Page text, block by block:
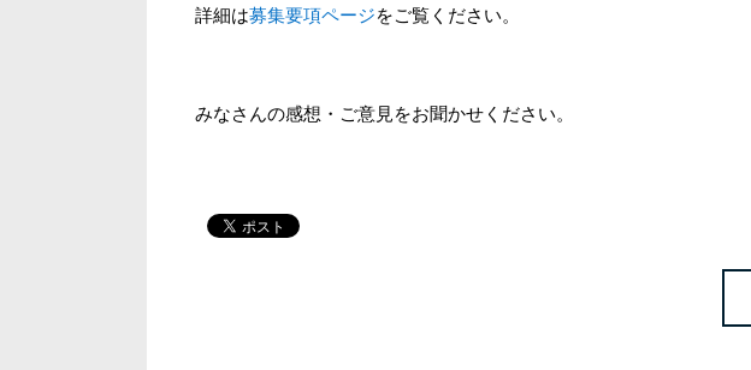
詳細は募集要項ページをご覧ください。
みなさんの感想・ご意見をお聞かせください。